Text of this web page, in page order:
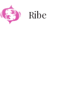
Ribe